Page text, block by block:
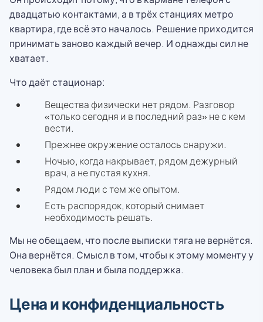
двадцатью контактами, а в трёх станциях метро
квартира, где всё это началось. Решение приходится
принимать заново каждый вечер. И однажды сил не
хватает.
Что даёт стационар:
Вещества физически нет рядом. Разговор
«только сегодня и в последний раз» не с кем
вести.
Прежнее окружение осталось снаружи.
Ночью, когда накрывает, рядом дежурный
врач, а не пустая кухня.
Рядом люди с тем же опытом.
Есть распорядок, который снимает
необходимость решать.
Мы не обещаем, что после выписки тяга не вернётся.
Она вернётся. Смысл в том, чтобы к этому моменту у
человека был план и была поддержка.
Цена и конфиденциальность